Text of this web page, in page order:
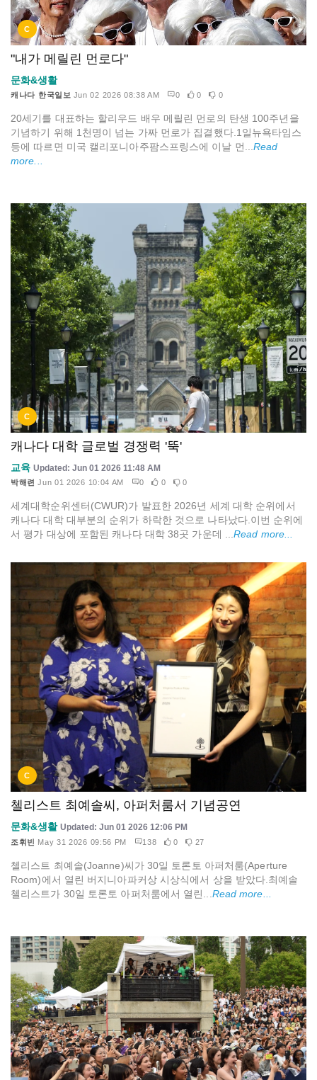
C
"내가 메릴린 먼로다"
문화&생활
캐나다 한국일보 Jun 02 2026 08:38 AM 0 0 0
20세기를 대표하는 할리우드 배우 메릴린 먼로의 탄생 100주년을
기념하기 위해 1천명이 넘는 가짜 먼로가 집결했다.1일뉴욕타임스
등에 따르면 미국 캘리포니아주팜스프링스에 이날 먼... Read
more...
C
캐나다 대학 글로벌 경쟁력 '뚝'
교육 Updated: Jun 01 2026 11:48 AM
박해련 Jun 01 2026 10:04 AM 0 0 0
세계대학순위센터(CWUR)가 발표한 2026년 세계 대학 순위에서
캐나다 대학 대부분의 순위가 하락한 것으로 나타났다.이번 순위에
서 평가 대상에 포함된 캐나다 대학 38곳 가운데 ...Read more...
C
첼리스트 최예솔씨, 아퍼처룸서 기념공연
문화&생활 Updated: Jun 01 2026 12:06 PM
조휘빈 May 31 2026 09:56 PM 138 0 27
첼리스트 최예솔(Joanne)씨가 30일 토론토 아퍼처룸(Aperture
Room)에서 열린 버지니아파커상 시상식에서 상을 받았다.최예솔
첼리스트가 30일 토론토 아퍼처룸에서 열린... Read more...